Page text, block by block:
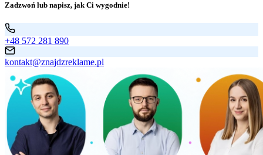
Zadzwoń lub napisz, jak Ci wygodnie!
+48 572 281 890
kontakt@znajdzreklame.pl